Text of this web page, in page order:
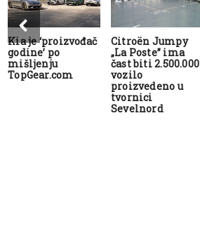
Kia je ‘proizvođač
godine’ po
mišljenju
TopGear.com
Citroën Jumpy
„La Poste” ima
čast biti 2.500.000
vozilo
proizvedeno u
tvornici
Sevelnord